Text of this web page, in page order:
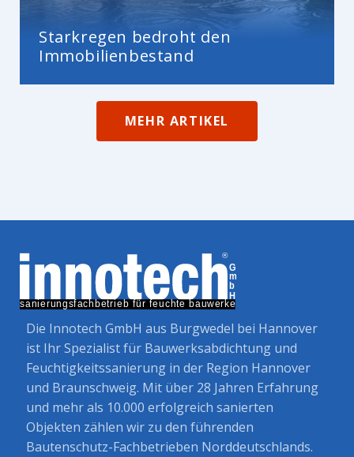
Starkregen bedroht den
Immobilienbestand
MEHR ARTIKEL
Die Innotech GmbH aus Burgwedel bei Hannover
ist Ihr Spezialist für Bauwerksabdichtung und
Feuchtigkeitssanierung in der Region Hannover
und Braunschweig. Mit über 28 Jahren Erfahrung
und mehr als 10.000 erfolgreich sanierten
Objekten zählen wir zu den führenden
Bautenschutz-Fachbetrieben Norddeutschlands.